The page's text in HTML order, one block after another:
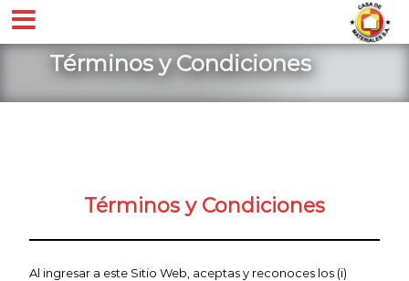
Términos y Condiciones
Términos y Condiciones
Al ingresar a este Sitio Web, aceptas y reconoces los (i)